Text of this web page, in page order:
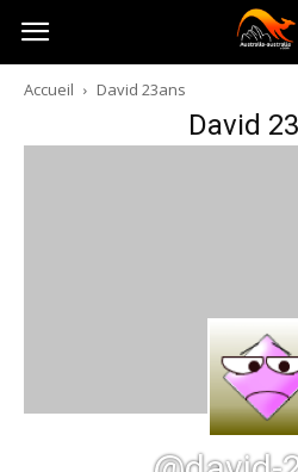
Australia-
australie.com
Accueil David 23ans
David